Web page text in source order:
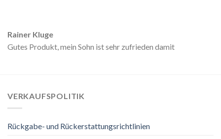
Rainer Kluge
Gutes Produkt, mein Sohn ist sehr zufrieden damit
VERKAUFSPOLITIK
Rückgabe- und Rückerstattungsrichtlinien